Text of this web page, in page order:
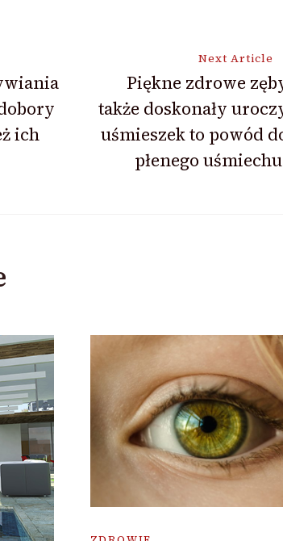
ich
Next Article
Piękne zdrowe
także doskonały
uśmieszek to powód
płenego